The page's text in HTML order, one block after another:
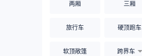
两厢 三厢
旅行车 硬顶跑车
软顶敞篷 跨界车